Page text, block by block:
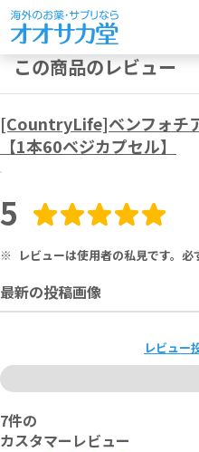
この商品のレビュー
[CountryLife]ベンフォチ
【1本60ベジカプセル】
5
※ レビューは使用者の私見です。必
最新の投稿画像
レビュー
7件の
カスタマーレビュー